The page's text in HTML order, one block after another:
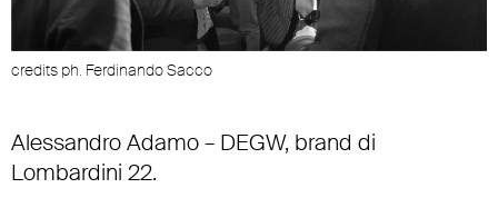
credits ph. Ferdinando Sacco
Alessandro Adamo – DEGW, brand di
Lombardini 22.